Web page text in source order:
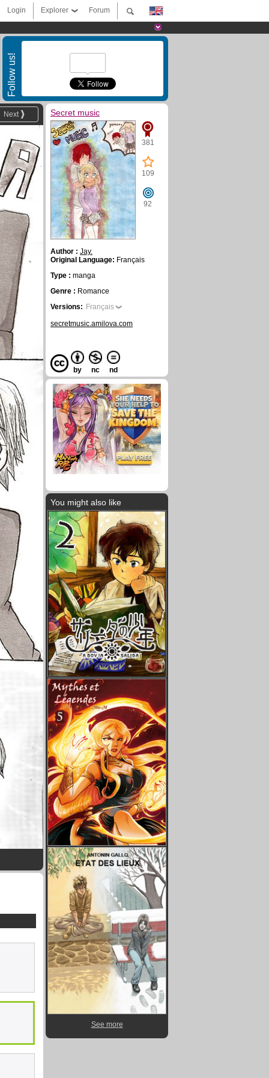
Forum
Explorer
Login
Follow us!
Next Secret music
381
109
92
Author : Jay.
Original Language: Français
Type : manga
Genre : Romance
Versions: Français
secretmusic.amilova.com
by nc nd
You might also like
See more